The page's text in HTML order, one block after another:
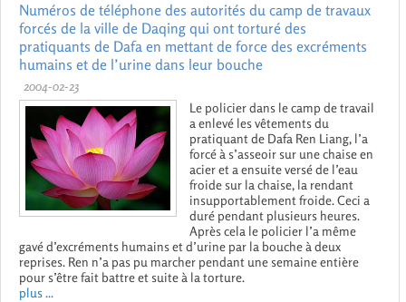
Numéros de téléphone des autorités du camp de travaux
forcés de la ville de Daqing qui ont torturé des
pratiquants de Dafa en mettant de force des excréments
humains et de l’urine dans leur bouche
2004-02-23
Le policier dans le camp de travail
a enlevé les vêtements du
pratiquant de Dafa Ren Liang, l’a
forcé à s’asseoir sur une chaise en
acier et a ensuite versé de l’eau
froide sur la chaise, la rendant
insupportablement froide. Ceci a
duré pendant plusieurs heures.
Après cela le policier l’a même
gavé d’excréments humains et d’urine par la bouche à deux
reprises. Ren n’a pas pu marcher pendant une semaine entière
pour s’être fait battre et suite à la torture.
plus ...